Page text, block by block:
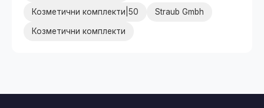
Козметични комплекти|50 Straub Gmbh
Козметични комплекти